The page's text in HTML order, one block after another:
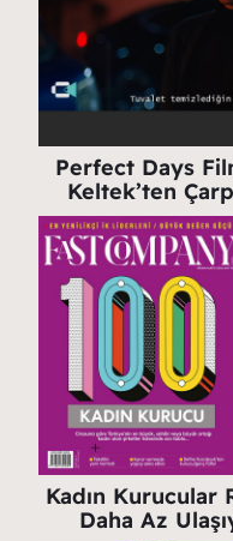
Perfect Days
Keltek’ten
Kadın Kurucular
Daha Az